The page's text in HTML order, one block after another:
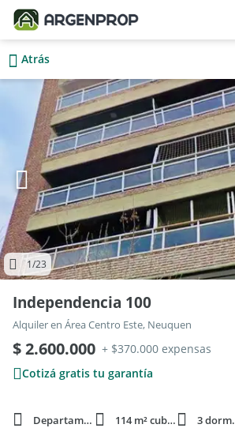
Atrás
1/23
Independencia 100
Alquiler en Área Centro Este, Neuquen
$ 2.600.000 + $370.000 expensas
Cotizá gratis tu garantía
Departamento 114 m² cubie. 3 dorm.